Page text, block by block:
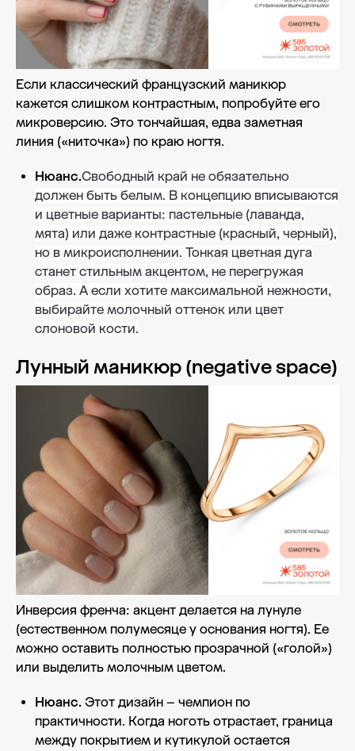
Если классический французский маникюр
кажется слишком контрастным, попробуйте его
микроверсию. Это тончайшая, едва заметная
линия («ниточка») по краю ногтя.
Нюанс.Свободный край не обязательно
должен быть белым. В концепцию вписываются
и цветные варианты: пастельные (лаванда,
мята) или даже контрастные (красный, черный),
но в микроисполнении. Тонкая цветная дуга
станет стильным акцентом, не перегружая
образ. А если хотите максимальной нежности,
выбирайте молочный оттенок или цвет
слоновой кости.
Лунный маникюр (negative space)
Инверсия френча: акцент делается на лунуле
(естественном полумесяце у основания ногтя). Ее
можно оставить полностью прозрачной («голой»)
или выделить молочным цветом.
Нюанс. Этот дизайн – чемпион по
практичности. Когда ноготь отрастает, граница
между покрытием и кутикулой остается